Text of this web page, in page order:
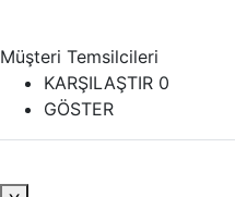
Müşteri Temsilcileri
KARŞILAŞTIR 0
GÖSTER